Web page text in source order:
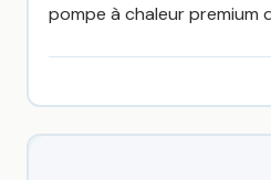
pompe à chaleur premium